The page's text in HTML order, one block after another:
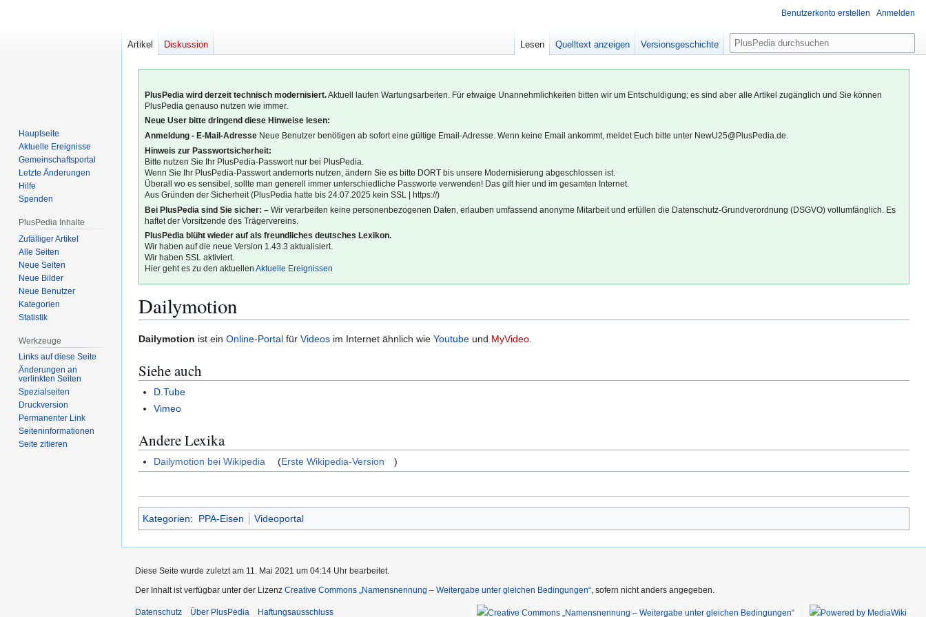
PlusPedia wird derzeit technisch modernisiert.Aktuell laufen Wartungsarbeiten. Für etwaige Unannehmlichkeiten bitten wir um Entschuldigung; es sind aber alle Artikel zugänglich und Sie können
PlusPedia genauso nutzen wie immer.
Neue User bitte dringend diese Hinweise lesen:
Anmeldung - E-Mail-Adresse Neue Benutzer benötigen ab sofort eine gültige Email-Adresse. Wenn keine Email ankommt, meldet Euch bitte unter NewU25@PlusPedia.de.
Hinweis zur Passwortsicherheit:
Bitte nutzen Sie Ihr PlusPedia-Passwort nur bei PlusPedia.
Wenn Sie Ihr PlusPedia-Passwort andernorts nutzen, ändern Sie es bitte DORT bis unsere Modernisierung abgeschlossen ist.
Überall wo es sensibel, sollte man generell immer unterschiedliche Passworte verwenden! Das gilt hier und im gesamten Internet.
Aus Gründen der Sicherheit (PlusPedia hatte bis 24.07.2025 kein SSL | https://)
Bei PlusPedia sind Sie sicher: – Wir verarbeiten keine personenbezogenen Daten, erlauben umfassend anonyme Mitarbeit und erfüllen die Datenschutz-Grundverordnung (DSGVO) vollumfänglich. Es
haftet der Vorsitzende des Trägervereins.
PlusPedia blüht wieder auf als freundliches deutsches Lexikon.
Wir haben auf die neue Version 1.43.3 aktualisiert.
Wir haben SSL aktiviert.
Hier geht es zu den aktuellenAktuelle Ereignissen
Dailymotion
Zur
springen
Zur
springen
Dailymotion ist ein Online-Portal für Videos im Internet ähnlich wie Youtube und MyVideo
Siehe auch
D.Tube
Vimeo
Andere Lexika
Dailymotion bei Wikipedia (Erste Wikipedia-Version )
Kategorien: PPA-Eisen Videoportal
Benutzerkonto erstellen Anmelden
Artikel Diskussion Lesen Quelltext anzeigen Versionsgeschichte
S
u
c
e
Hauptseite
Aktuelle Ereignisse
Gemeinschafts­portal
Letzte Änderungen
Hilfe
Spenden
PlusPedia Inhalte
Zufälliger Artikel
Alle Seiten
Neue Seiten
Neue Bilder
Neue Benutzer
Kategorien
Statistik
Werkzeuge
Links auf diese Seite
Änderungen an
verlinkten Seiten
Spezialseiten
Druckversion
Permanenter Link
Seiten­­informationen
Seite zitieren
Diese Seite wurde zuletzt am 11. Mai 2021 um 04:14 Uhr bearbeitet.
Der Inhalt ist verfügbar unter der Lizenz Creative Commons „Namensnennung – Weitergabe unter gleichen Bedingungen“, sofern nicht anders angegeben.
Datenschutz Über PlusPedia Haftungsausschluss